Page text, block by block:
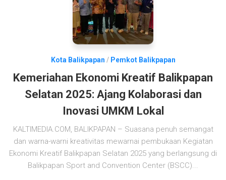
Kota Balikpapan / Pemkot Balikpapan
Kemeriahan Ekonomi Kreatif Balikpapan
Selatan 2025: Ajang Kolaborasi dan
Inovasi UMKM Lokal
KALTIMEDIA.COM, BALIKPAPAN – Suasana penuh semangat
dan warna-warni kreativitas mewarnai pembukaan Kegiatan
Ekonomi Kreatif Balikpapan Selatan 2025 yang berlangsung di
Balikpapan Sport and Convention Center (BSCC)...